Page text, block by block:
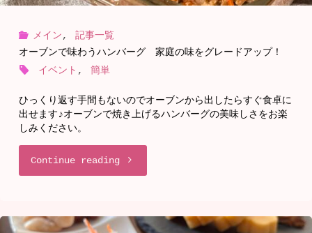
に
♪
ニ
ョ
メイン,
記事一覧
オーブンで味わうハンバーグ 家庭の味をグレードアップ！
イベント , 簡単
ひっくり返す手間もないのでオーブンから出したらすぐ食卓に
出せます♪オーブンで焼き上げるハンバーグの美味しさをお楽
しみください。
Continue reading"オ
ブ